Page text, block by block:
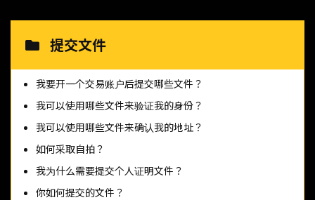
提交文件
我要开一个交易账户后提交哪些文件？
我可以使用哪些文件来验证我的身份？
我可以使用哪些文件来确认我的地址？
如何采取自拍？
我为什么需要提交个人证明文件？
你如何提交的文件？